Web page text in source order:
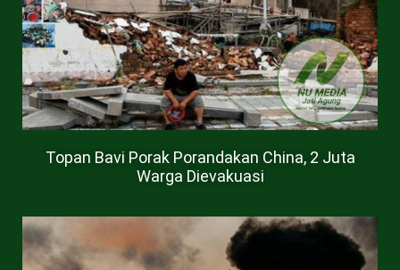
Topan Bavi Porak Porandakan China, 2 Juta
Warga Dievakuasi